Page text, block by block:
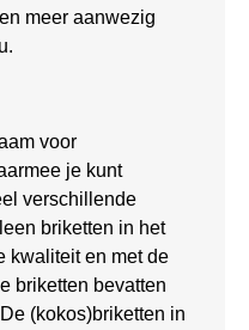
meer aanwezig
voor
je kunt
verschillende
briketten in het
kwaliteit en met de
briketten bevatten
(kokos)briketten in